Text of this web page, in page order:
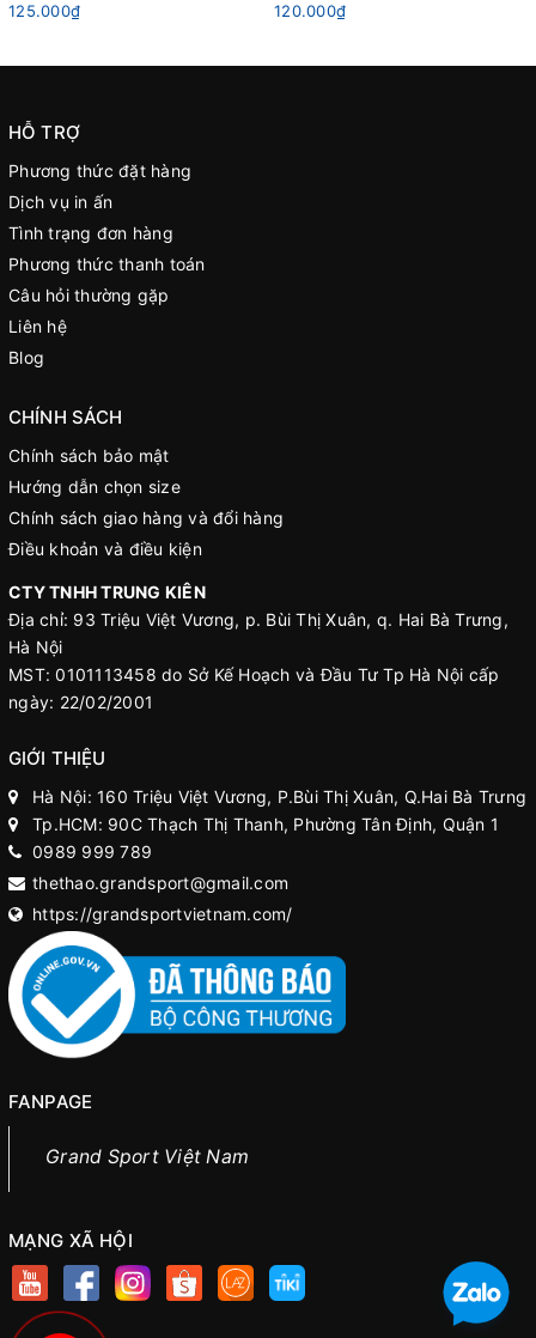
125.000₫ 120.000₫
HỖ TRỢ
Phương thức đặt hàng
Dịch vụ in ấn
Tình trạng đơn hàng
Phương thức thanh toán
Câu hỏi thường gặp
Liên hệ
Blog
CHÍNH SÁCH
Chính sách bảo mật
Hướng dẫn chọn size
Chính sách giao hàng và đổi hàng
Điều khoản và điều kiện
CTY TNHH TRUNG KIÊN
Địa chỉ: 93 Triệu Việt Vương, p. Bùi Thị Xuân, q. Hai Bà Trưng,
Hà Nội
MST: 0101113458 do Sở Kế Hoạch và Đầu Tư Tp Hà Nội cấp
ngày: 22/02/2001
GIỚI THIỆU
Hà Nội: 160 Triệu Việt Vương, P.Bùi Thị Xuân, Q.Hai Bà Trưng
Tp.HCM: 90C Thạch Thị Thanh, Phường Tân Định, Quận 1
0989 999 789
thethao.grandsport@gmail.com
https://grandsportvietnam.com/
FANPAGE
Grand Sport Việt Nam
MẠNG XÃ HỘI